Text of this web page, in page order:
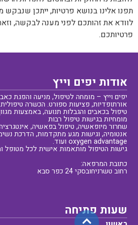
תפנו אלינו בנושא פרטיות, ייתכן
לוודא את זהותכם לפני מענה לבקשה,
פרטיותכם.
אודות יפים וייץ
יפים וייץ – מומחה לטיפול, מניעה והפגת
אורתופדיות, פציעות ספורט. הכשרה טיפולית
טיפול בכאבים והגבלות תנועה, באמצעות
מומחיות בגישות טיפול רבות
שחרור מיופאשיה, טיפול בפאשיה,
אנטומיה, וגישות מגע מתקדמות, הדרכת
oxygen advantage ועוד.
גישות הטיפול מותאמות אישית לכל מטופל
כתובת המרפאה:
רחוב טשרניחובסקי 24 כפר סבא
שעות פתיחה